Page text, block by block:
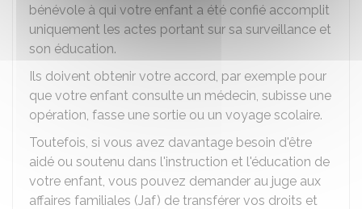
bénévole à qui votre enfant a été confié accomplit
uniquement les actes portant sur sa surveillance et
son éducation.
Ils doivent obtenir votre accord, par exemple pour
que votre enfant consulte un médecin, subisse une
opération, fasse une sortie ou un voyage scolaire.
Toutefois, si vous avez davantage besoin d'être
aidé ou soutenu dans l'instruction et l'éducation de
votre enfant, vous pouvez demander au juge aux
affaires familiales (Jaf) de transférer vos droits et